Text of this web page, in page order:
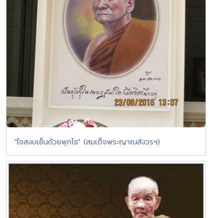
"ใจสงบเย็นด้วยพุทโธ" (สมเด็จพระญาณสังวรฯ)